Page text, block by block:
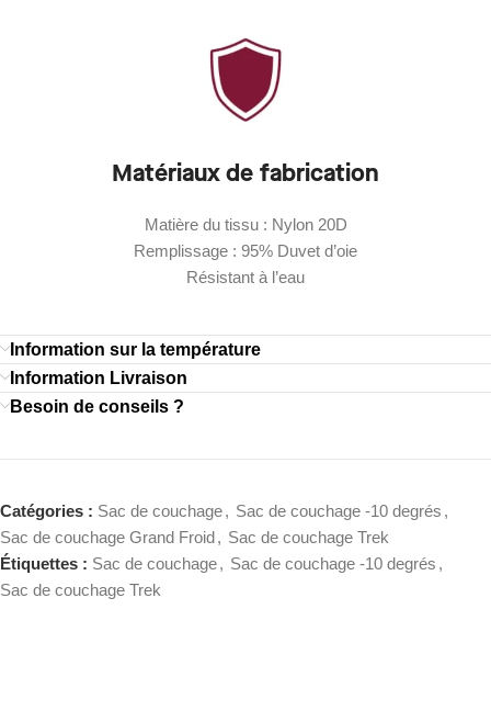
Matériaux de fabrication
Matière du tissu : Nylon 20D
Remplissage : 95% Duvet d’oie
Résistant à l’eau
Information sur la température
Information Livraison
Besoin de conseils ?
Catégories : Sac de couchage, Sac de couchage -10 degrés ,
Sac de couchage Grand Froid, Sac de couchage Trek
Étiquettes : Sac de couchage, Sac de couchage -10 degrés ,
Sac de couchage Trek